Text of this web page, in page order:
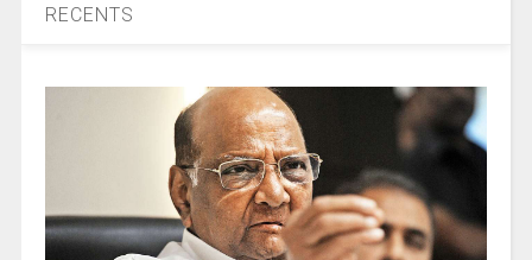
RECENTS